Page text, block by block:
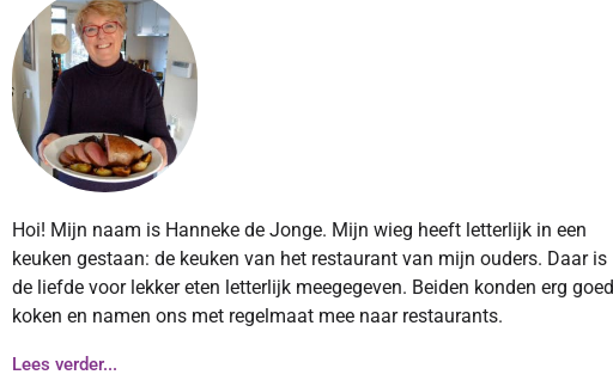
Hoi! Mijn naam is Hanneke de Jonge. Mijn wieg heeft letterlijk in een
keuken gestaan: de keuken van het restaurant van mijn ouders. Daar is
de liefde voor lekker eten letterlijk meegegeven. Beiden konden erg goed
koken en namen ons met regelmaat mee naar restaurants.
Lees verder...